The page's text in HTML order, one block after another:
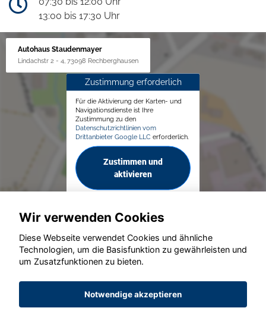
13:00 bis 17:30 Uhr
Autohaus Staudenmayer
Lindachstr 2 - 4, 73098 Rechberghausen
Zustimmung erforderlich
Für die Aktivierung der Karten- und
Navigationsdienste ist Ihre
Zustimmung zu den
Datenschutzrichtlinien vom
Drittanbieter Google LLC erforderlich.
Zustimmen und
aktivieren
© konjunkturmotor.de GmbH 2020 - 2026
Wir verwenden Cookies
Diese Webseite verwendet Cookies und ähnliche
Technologien, um die Basisfunktion zu gewährleisten und
um Zusatzfunktionen zu bieten.
Notwendige akzeptieren